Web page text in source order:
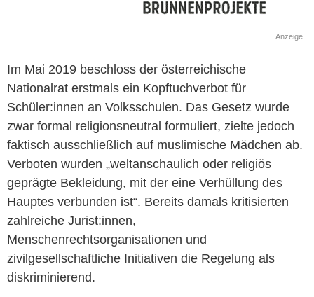
Anzeige
Im Mai 2019 beschloss der österreichische
Nationalrat erstmals ein Kopftuchverbot für
Schüler:innen an Volksschulen. Das Gesetz wurde
zwar formal religionsneutral formuliert, zielte jedoch
faktisch ausschließlich auf muslimische Mädchen ab.
Verboten wurden „weltanschaulich oder religiös
geprägte Bekleidung, mit der eine Verhüllung des
Hauptes verbunden ist“. Bereits damals kritisierten
zahlreiche Jurist:innen,
Menschenrechtsorganisationen und
zivilgesellschaftliche Initiativen die Regelung als
diskriminierend.